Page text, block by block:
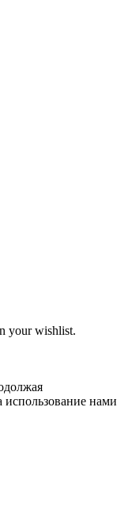
your wishlist.
использование нами